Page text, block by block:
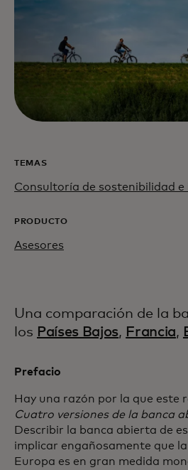
TEMAS
Consultoría de sostenibilidad
PRODUCTO
Asesores
Una comparación de la
los Países Bajos, Francia,
Prefacio
Hay una razón por la que este
Cuatro versiones de la banca
Describir la banca abierta de
implicar engañosamente que
Europa es en gran medida